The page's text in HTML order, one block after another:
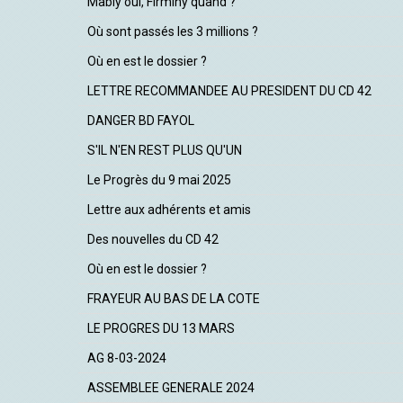
Où sont passés les 3 millions ?
Où en est le dossier ?
LETTRE RECOMMANDEE AU PRESIDENT DU CD 42
DANGER BD FAYOL
S'IL N'EN REST PLUS QU'UN
Le Progrès du 9 mai 2025
Lettre aux adhérents et amis
Des nouvelles du CD 42
Où en est le dossier ?
FRAYEUR AU BAS DE LA COTE
LE PROGRES DU 13 MARS
AG 8-03-2024
ASSEMBLEE GENERALE 2024